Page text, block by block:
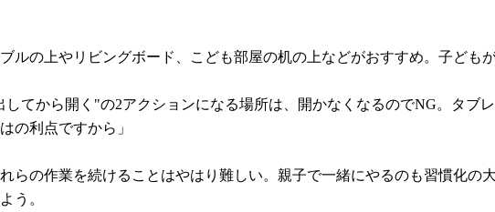
ルの上やリビングボード、こども部屋の机の上などがおすすめ。子ども
してから開く"の2アクションになる場所は、開かなくなるのでNG。タ
の利点ですから」
らの作業を続けることはやはり難しい。親子で一緒にやるのも習慣化の
う。